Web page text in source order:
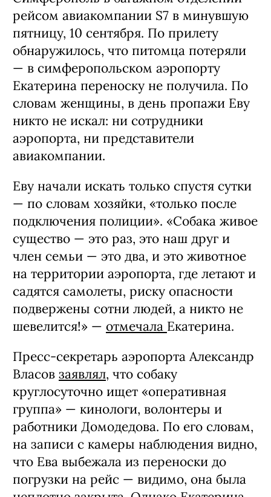
рейсом авиакомпании S7 в минувшую
пятницу, 10 сентября. По прилету
обнаружилось, что питомца потеряли
— в симферопольском аэропорту
Екатерина переноску не получила. По
словам женщины, в день пропажи Еву
никто не искал: ни сотрудники
аэропорта, ни представители
авиакомпании.
Еву начали искать только спустя сутки
— по словам хозяйки, «только после
подключения полиции». «Собака живое
существо — это раз, это наш друг и
член семьи — это два, и это животное
на территории аэропорта, где летают и
садятся самолеты, риску опасности
подвержены сотни людей, а никто не
шевелится!» — отмечала Екатерина.
Пресс-секретарь аэропорта Александр
Власов заявлял, что собаку
круглосуточно ищет «оперативная
группа» — кинологи, волонтеры и
работники Домодедова. По его словам,
на записи с камеры наблюдения видно,
что Ева выбежала из переноски до
погрузки на рейс — видимо, она была